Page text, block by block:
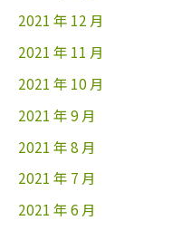
2021 年 12 月
2021 年 11 月
2021 年 10 月
2021 年 9 月
2021 年 8 月
2021 年 7 月
2021 年 6 月